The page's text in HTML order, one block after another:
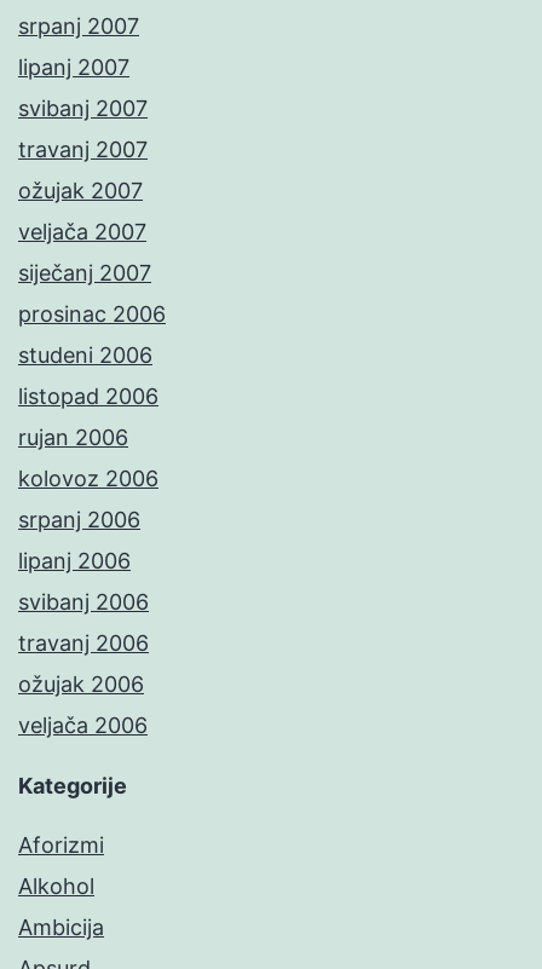
srpanj 2007
lipanj 2007
svibanj 2007
travanj 2007
ožujak 2007
veljača 2007
siječanj 2007
prosinac 2006
studeni 2006
listopad 2006
rujan 2006
kolovoz 2006
srpanj 2006
lipanj 2006
svibanj 2006
travanj 2006
ožujak 2006
veljača 2006
Kategorije
Aforizmi
Alkohol
Ambicija